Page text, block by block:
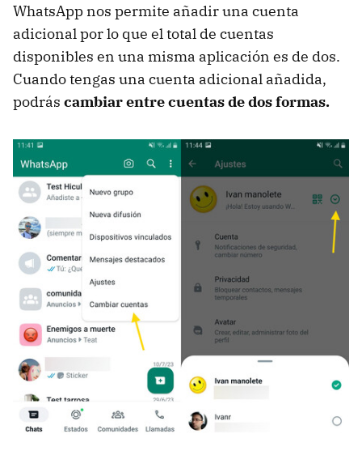
WhatsApp nos permite añadir una cuenta
adicional por lo que el total de cuentas
disponibles en una misma aplicación es de dos.
Cuando tengas una cuenta adicional añadida,
podrás cambiar entre cuentas de dos formas.